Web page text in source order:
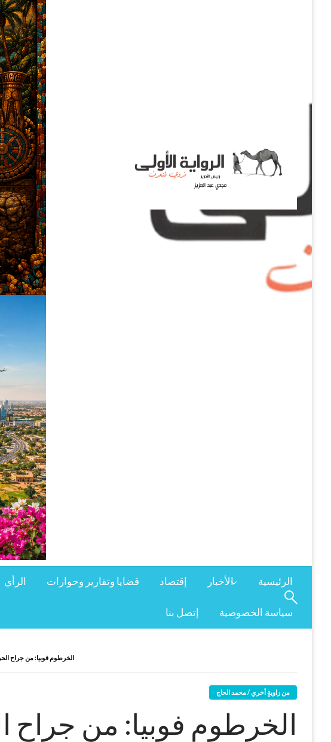
الرواية الأولى
نروي لتعرف
الرئيسية الأخبار إقتصاد قضايا وتقارير وحوارات الرأي
سياسة الخصوصية إتصل بنا
الخرطوم فوبيا: من جراح
من زاويةٍ أخري / محمد الحاج
الخرطوم فوبيا: من جراح